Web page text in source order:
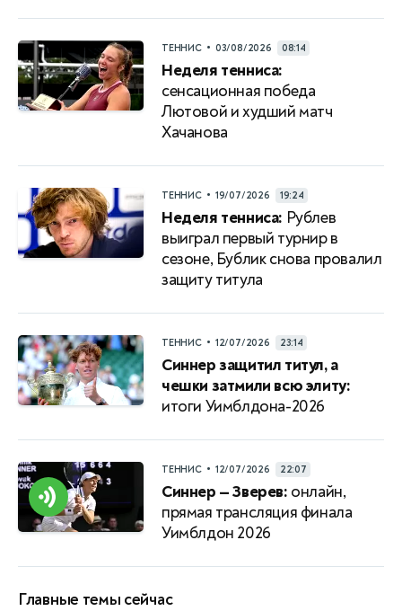
ТЕННИС • 03/08/2026 08:14
Неделя тенниса:
сенсационная победа
Лютовой и худший матч
Хачанова
ТЕННИС • 19/07/2026 19:24
Неделя тенниса: Рублев
выиграл первый турнир в
сезоне, Бублик снова провалил
защиту титула
ТЕННИС • 12/07/2026 23:14
Синнер защитил титул, а
чешки затмили всю элиту:
итоги Уимблдона-2026
ТЕННИС • 12/07/2026 22:07
Синнер — Зверев: онлайн,
прямая трансляция финала
Уимблдон 2026
Главные темы сейчас